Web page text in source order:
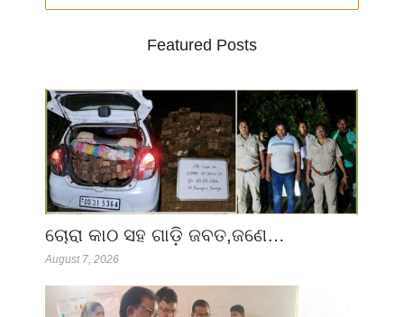
Featured Posts
ଚୋରା କାଠ ସହ ଗାଡ଼ି ଜବତ,ଜଣେ…
August 7, 2026